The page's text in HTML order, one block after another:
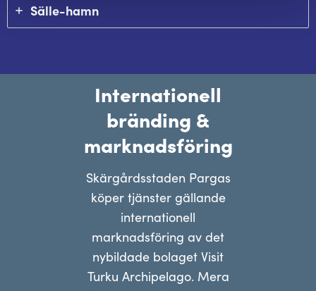
Sälle-hamn
Internationell
bränding &
marknadsföring
Skärgårdsstaden Pargas
köper tjänster gällande
internationell
marknadsföring av det
nybildade bolaget Visit
Turku Archipelago. Mera